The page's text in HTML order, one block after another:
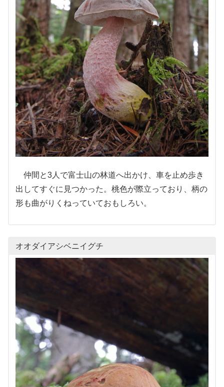
仲間と3人で富士山の林道へ出かけ、車を止め歩き
出してすぐに見つかった。桃色が際立っており、柄の
形も曲がりくねっていておもしろい。
オオダイアシベニイグチ